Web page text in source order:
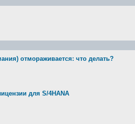
отмораживается: что делать?
для S/4HANA